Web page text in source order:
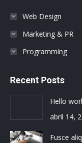
Web Design
Marketing & PR
Programming
Recent Posts
Hello
abril 14,
Fusce